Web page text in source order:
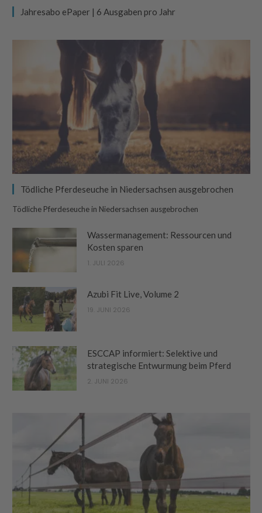
Jahresabo ePaper | 6 Ausgaben pro Jahr
Tödliche Pferdeseuche in Niedersachsen ausgebrochen
Tödliche Pferdeseuche in Niedersachsen ausgebrochen
Wassermanagement: Ressourcen und
Kosten sparen
1. JULI 2026
Azubi Fit Live, Volume 2
19. JUNI 2026
ESCCAP informiert: Selektive und
strategische Entwurmung beim Pferd
2. JUNI 2026